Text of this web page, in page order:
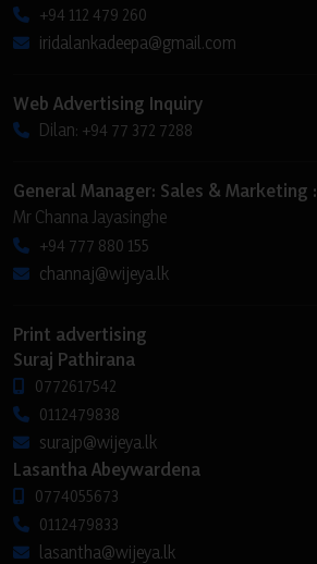
+94 112 479 260
iridalankadeepa@gmail.com
Web Advertising Inquiry
Dilan: +94 77 372 7288
General Manager: Sales & Marketing :
Mr Channa Jayasinghe
+94 777 880 155
channaj@wijeya.lk
Print advertising
Suraj Pathirana
0772617542
0112479838
surajp@wijeya.lk
Lasantha Abeywardena
0774055673
0112479833
lasantha@wijeya.lk